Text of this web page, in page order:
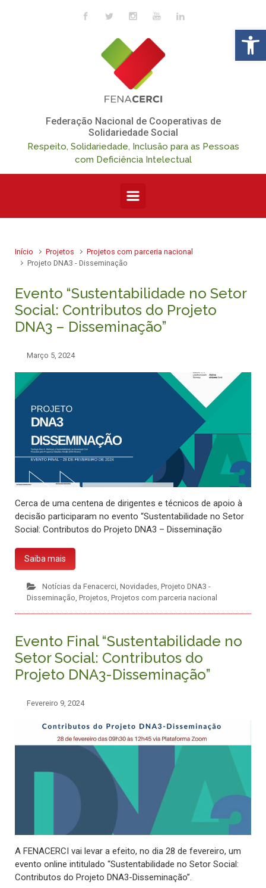
Skip to main content
Federação Nacional de Cooperativas de
Solidariedade Social
Respeito, Solidariedade, Inclusão para as Pessoas
com Deficiência Intelectual
Início Projetos
Projetos com parceria nacional
Projeto DNA3 - Disseminação
Evento “Sustentabilidade no Setor
Social: Contributos do Projeto
DNA3 – Disseminação”
Março 5, 2024
Cerca de uma centena de dirigentes e técnicos de apoio à
decisão participaram no evento “Sustentabilidade no Setor
Social: Contributos do Projeto DNA3 – Disseminação
Saiba mais
Notícias da Fenacerci Novidades Projeto DNA3 -
Disseminação Projetos Projetos com parceria nacional
Evento Final “Sustentabilidade no
Setor Social: Contributos do
Projeto DNA3-Disseminação”
Fevereiro 9, 2024
A FENACERCI vai levar a efeito, no dia 28 de fevereiro, um
evento online intitulado “Sustentabilidade no Setor Social:
Contributos do Projeto DNA3-Disseminação”.